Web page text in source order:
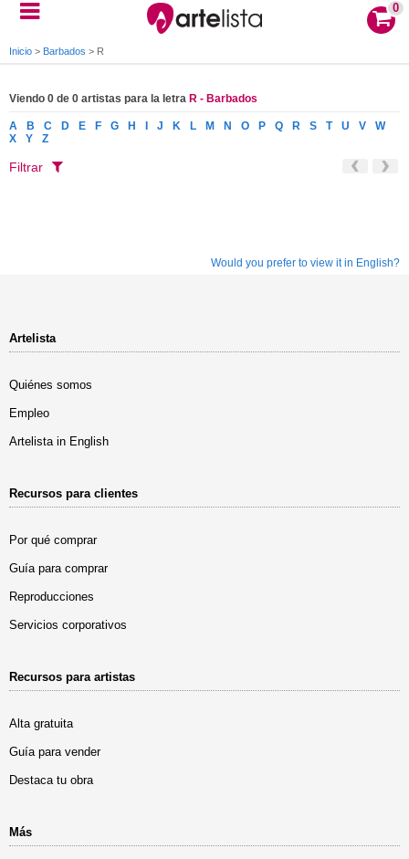
0
Inicio > Barbados > R
Viendo 0 de 0 artistas para la letra R - Barbados
A B C D E F G H J K L M N O P Q R S T U V
W
X
Y Z
Filtrar
Would you prefer to view it in English?
Artelista
Quiénes somos
Empleo
Artelista in English
Recursos para clientes
Por qué comprar
Guía para comprar
Reproducciones
Servicios corporativos
Recursos para artistas
Alta gratuita
Guía para vender
Destaca tu obra
Más